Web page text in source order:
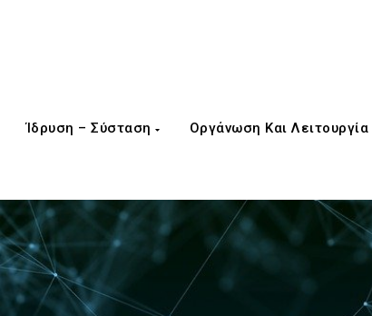
Ίδρυση – Σύσταση Οργάνωση Και Λειτουργία